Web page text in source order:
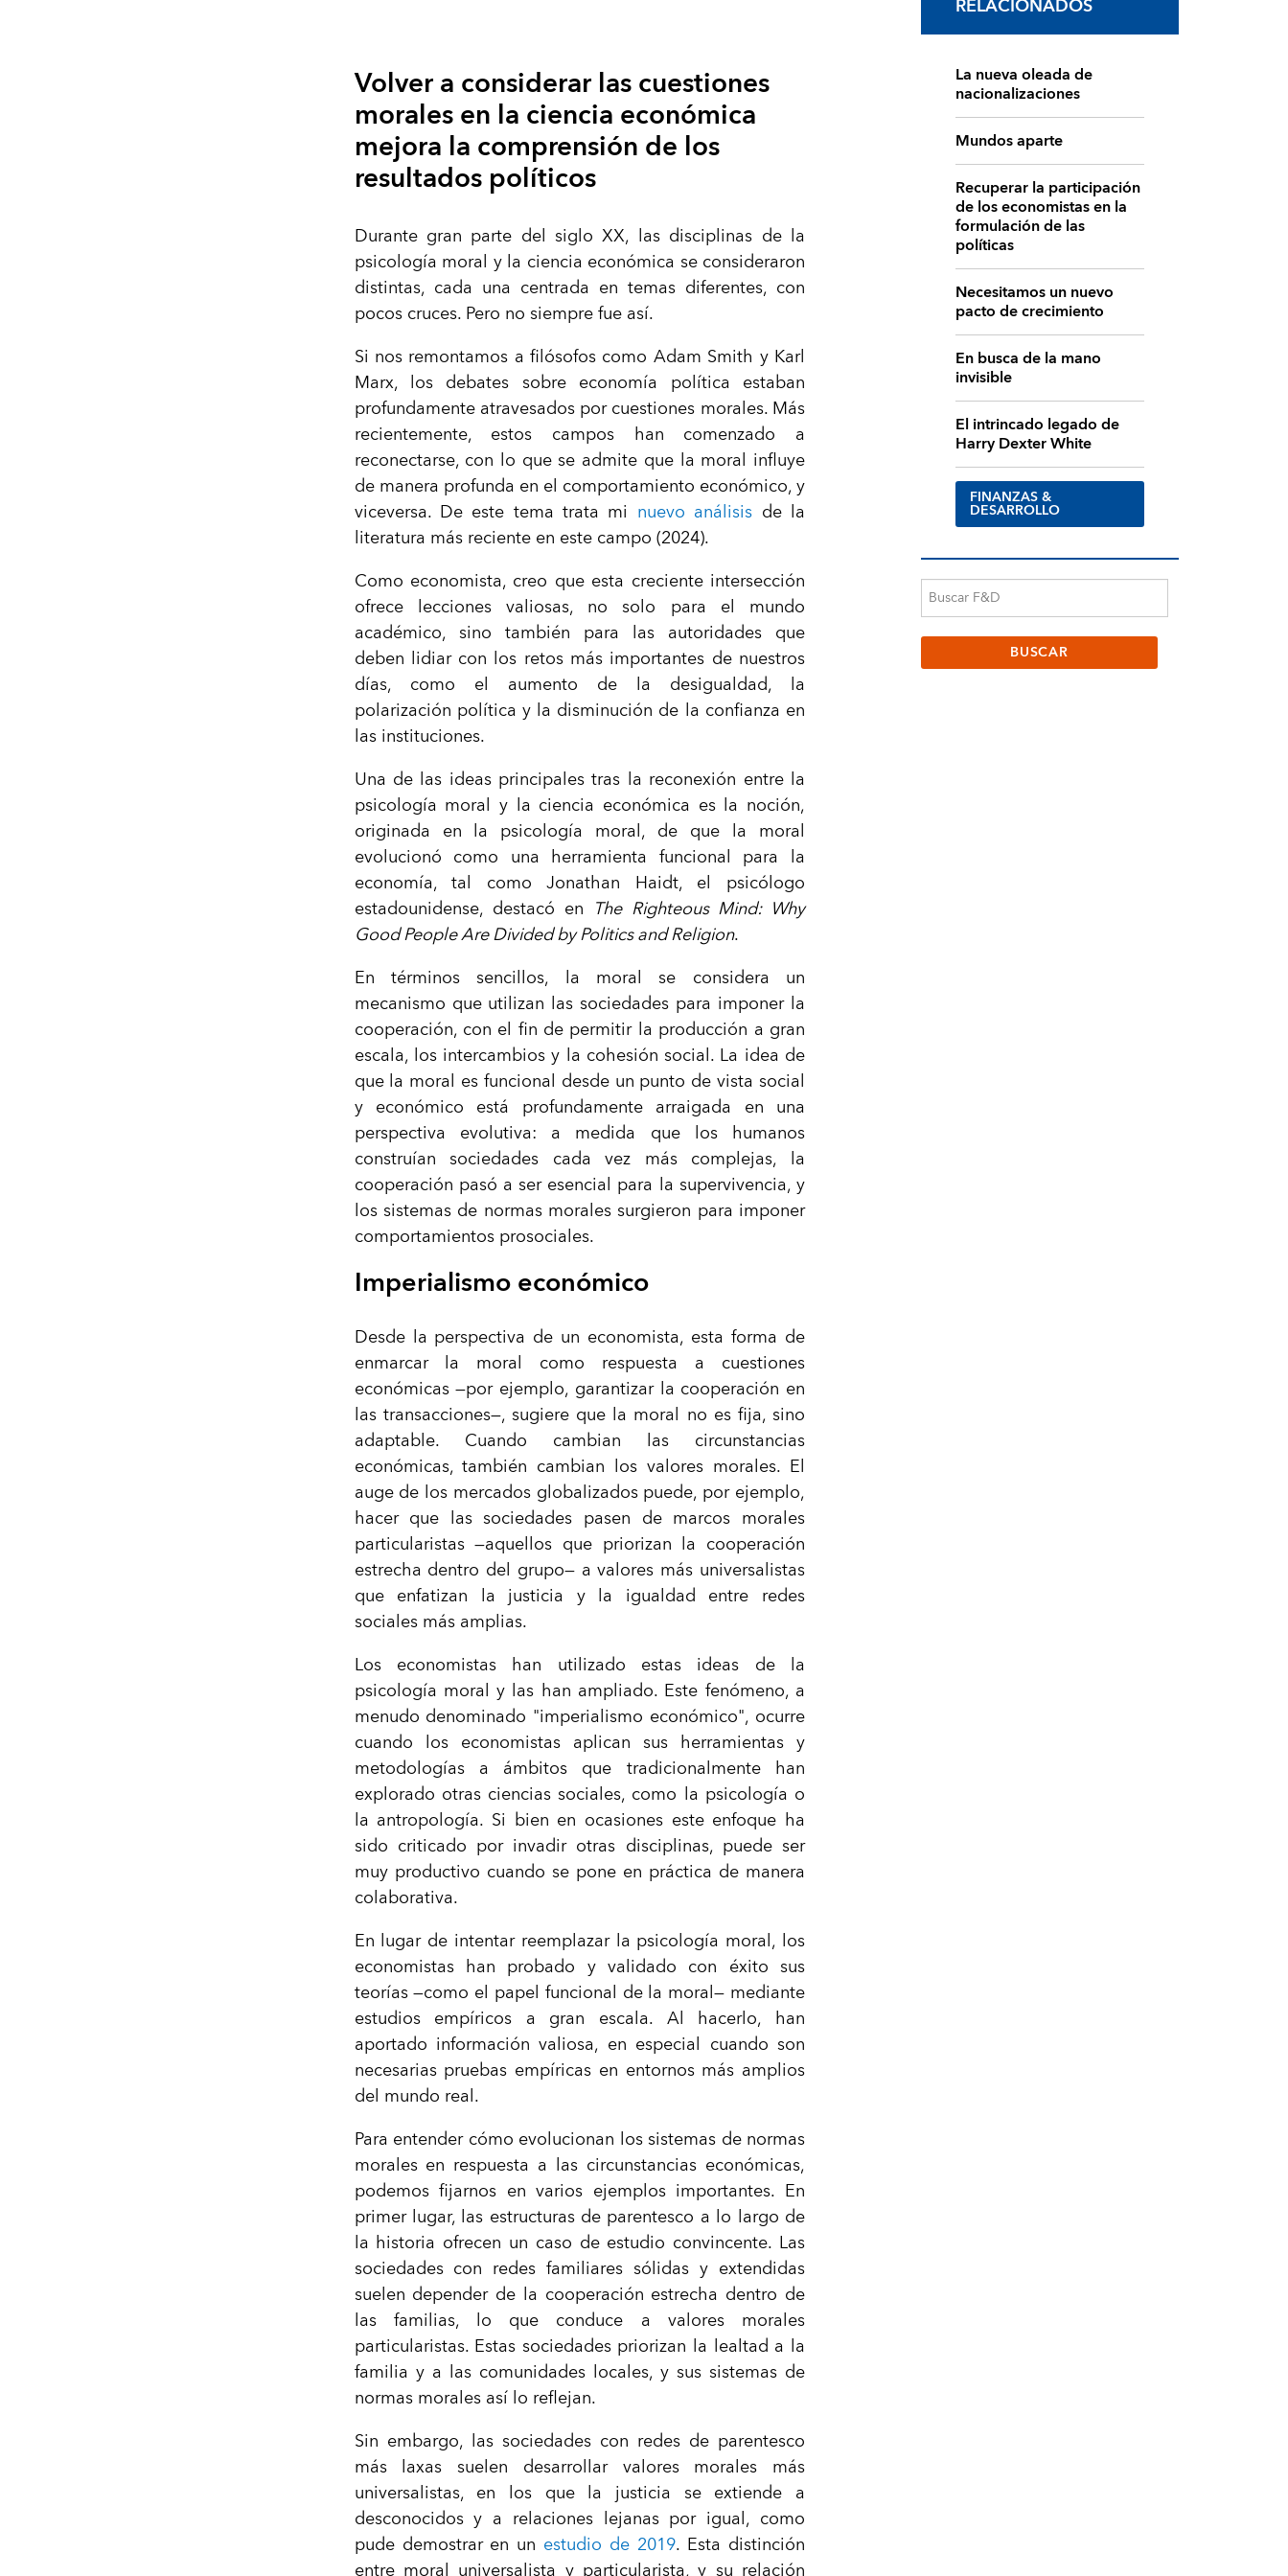
Volver a considerar las cuestiones
morales en la ciencia económica
mejora la comprensión de los
resultados políticos
Durante gran parte del siglo XX, las disciplinas de la
psicología moral y la ciencia económica se consideraron
distintas, cada una centrada en temas diferentes, con
pocos cruces. Pero no siempre fue así.
Si nos remontamos a filósofos como Adam Smith y Karl
Marx, los debates sobre economía política estaban
profundamente atravesados por cuestiones morales. Más
recientemente, estos campos han comenzado a
reconectarse, con lo que se admite que la moral influye
de manera profunda en el comportamiento económico, y
viceversa. De este tema trata mi nuevo análisis de la
literatura más reciente en este campo (2024).
Como economista, creo que esta creciente intersección
ofrece lecciones valiosas, no solo para el mundo
académico, sino también para las autoridades que
deben lidiar con los retos más importantes de nuestros
días, como el aumento de la desigualdad, la
polarización política y la disminución de la confianza en
las instituciones.
Una de las ideas principales tras la reconexión entre la
psicología moral y la ciencia económica es la noción,
originada en la psicología moral, de que la moral
evolucionó como una herramienta funcional para la
economía, tal como Jonathan Haidt, el psicólogo
estadounidense, destacó en The Righteous Mind:Why
Good People Are Divided by Politics and Religion.
En términos sencillos, la moral se considera un
mecanismo que utilizan las sociedades para imponer la
cooperación, con el fin de permitir la producción a gran
escala, los intercambios y la cohesión social. La idea de
que la moral es funcional desde un punto de vista social
y económico está profundamente arraigada en una
perspectiva evolutiva: a medida que los humanos
construían sociedades cada vez más complejas, la
cooperación pasó a ser esencial para la supervivencia, y
los sistemas de normas morales surgieron para imponer
comportamientos prosociales.
Imperialismo económico
Desde la perspectiva de un economista, esta forma de
enmarcar la moral como respuesta a cuestiones
económicas —por ejemplo, garantizar la cooperación en
las transacciones—, sugiere que la moral no es fija, sino
adaptable. Cuando cambian las circunstancias
económicas, también cambian los valores morales. El
auge de los mercados globalizados puede, por ejemplo,
hacer que las sociedades pasen de marcos morales
particularistas —aquellos que priorizan la cooperación
estrecha dentro del grupo— a valores más universalistas
que enfatizan la justicia y la igualdad entre redes
sociales más amplias.
Los economistas han utilizado estas ideas de la
psicología moral y las han ampliado. Este fenómeno, a
menudo denominado "imperialismo económico", ocurre
cuando los economistas aplican sus herramientas y
metodologías a ámbitos que tradicionalmente han
explorado otras ciencias sociales, como la psicología o
la antropología. Si bien en ocasiones este enfoque ha
sido criticado por invadir otras disciplinas, puede ser
muy productivo cuando se pone en práctica de manera
colaborativa.
En lugar de intentar reemplazar la psicología moral, los
economistas han probado y validado con éxito sus
teorías —como el papel funcional de la moral— mediante
estudios empíricos a gran escala. Al hacerlo, han
aportado información valiosa, en especial cuando son
necesarias pruebas empíricas en entornos más amplios
del mundo real.
Para entender cómo evolucionan los sistemas de normas
morales en respuesta a las circunstancias económicas,
podemos fijarnos en varios ejemplos importantes. En
primer lugar, las estructuras de parentesco a lo largo de
la historia ofrecen un caso de estudio convincente. Las
sociedades con redes familiares sólidas y extendidas
suelen depender de la cooperación estrecha dentro de
las familias, lo que conduce a valores morales
particularistas. Estas sociedades priorizan la lealtad a la
familia y a las comunidades locales, y sus sistemas de
normas morales así lo reflejan.
Sin embargo, las sociedades con redes de parentesco
más laxas suelen desarrollar valores morales más
universalistas, en los que la justicia se extiende a
desconocidos y a relaciones lejanas por igual, como
pude demostrar en un estudio de 2019. Esta distinción
La nueva oleada de
nacionalizaciones
Mundos aparte
Recuperar la participación
de los economistas en la
formulación de las
políticas
Necesitamos un nuevo
pacto de crecimiento
En busca de la mano
invisible
El intrincado legado de
Harry Dexter White
FINANZAS &
DESARROLLO